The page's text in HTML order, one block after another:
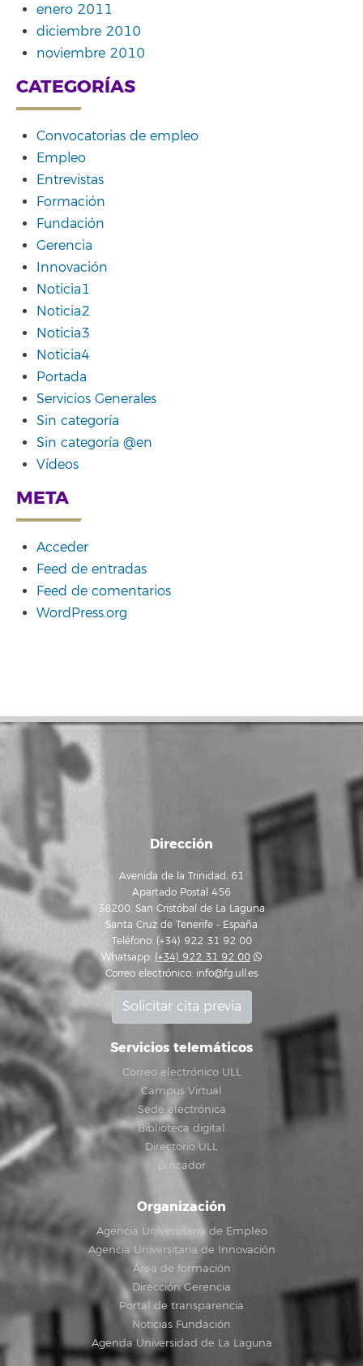
enero 2011
diciembre 2010
noviembre 2010
CATEGORÍAS
Convocatorias de empleo
Empleo
Entrevistas
Formación
Fundación
Gerencia
Innovación
Noticia1
Noticia2
Noticia3
Noticia4
Portada
Servicios Generales
Sin categoría
Sin categoría @en
Vídeos
META
Acceder
Feed de entradas
Feed de comentarios
WordPress.org
Dirección
Avenida de la Trinidad, 61
Apartado Postal 456
38200, San Cristóbal de La Laguna
Santa Cruz de Tenerife - España
Teléfono: (+34) 922 31 92 00
Whatsapp: (+34) 922 31 92 00
Correo electrónico: info@fg.ull.es
Solicitar cita previa
Servicios telemáticos
Correo electrónico ULL
Campus Virtual
Sede electrónica
Biblioteca digital
Directorio ULL
Buscador
Organización
Agencia Universitaria de Empleo
Agencia Universitaria de Innovación
Área de formación
Dirección Gerencia
Portal de transparencia
Noticias Fundación
Agenda Universidad de La Laguna